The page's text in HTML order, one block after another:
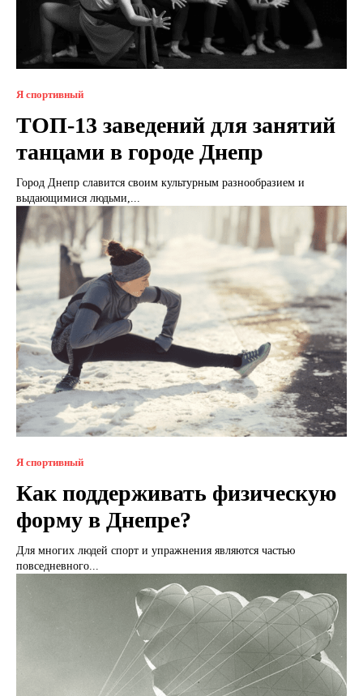
Я спортивный
ТОП-13 заведений для занятий
танцами в городе Днепр
Город Днепр славится своим культурным разнообразием и
выдающимися людьми,...
Я спортивный
Как поддерживать физическую
форму в Днепре?
Для многих людей спорт и упражнения являются частью
повседневного...